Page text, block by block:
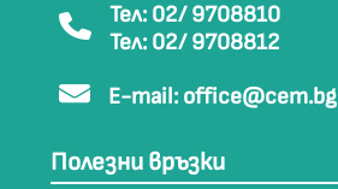
Тел: 02/ 9708810
Тел: 02/ 9708812
E-mail: office@cem.bg
Полезни връзки